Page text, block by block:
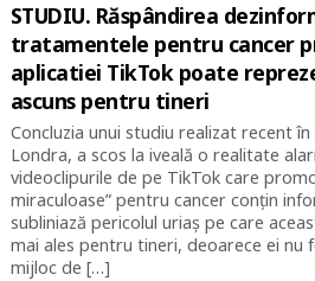
STUDIU. Răspândirea
tratamentele pentru cancer
aplicatiei TikTok poate
ascuns pentru tineri
Concluzia unui studiu realizat recent
Londra, a scos la iveală o realitate
videoclipurile de pe TikTok care
miraculoase” pentru cancer conțin
subliniază pericolul uriaș pe care
mai ales pentru tineri, deoarece ei nu
mijloc de […]